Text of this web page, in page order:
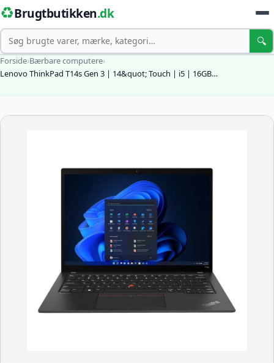
♻️Brugtbutikken.dk
Søg 🔍
Forside›Bærbare computere›
Lenovo ThinkPad T14s Gen 3 | 14&quot; Touch | i5 | 16GB…